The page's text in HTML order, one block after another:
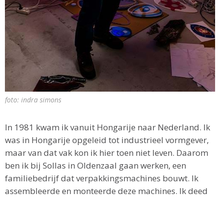
foto: indra simons
In 1981 kwam ik vanuit Hongarije naar Nederland. Ik
was in Hongarije opgeleid tot industrieel vormgever,
maar van dat vak kon ik hier toen niet leven. Daarom
ben ik bij Sollas in Oldenzaal gaan werken, een
familiebedrijf dat verpakkingsmachines bouwt. Ik
assembleerde en monteerde deze machines. Ik deed